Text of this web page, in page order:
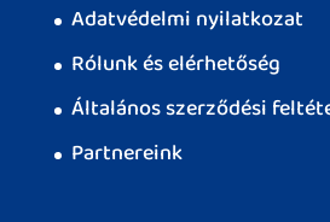
Adatvédelmi nyilatkozat
Rólunk és elérhetőség
Általános szerződési
Partnereink